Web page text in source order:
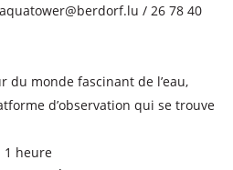
aquatower@berdorf.lu / 26 78 40
du monde fascinant de l’eau,
d’observation qui se trouve
1 heure